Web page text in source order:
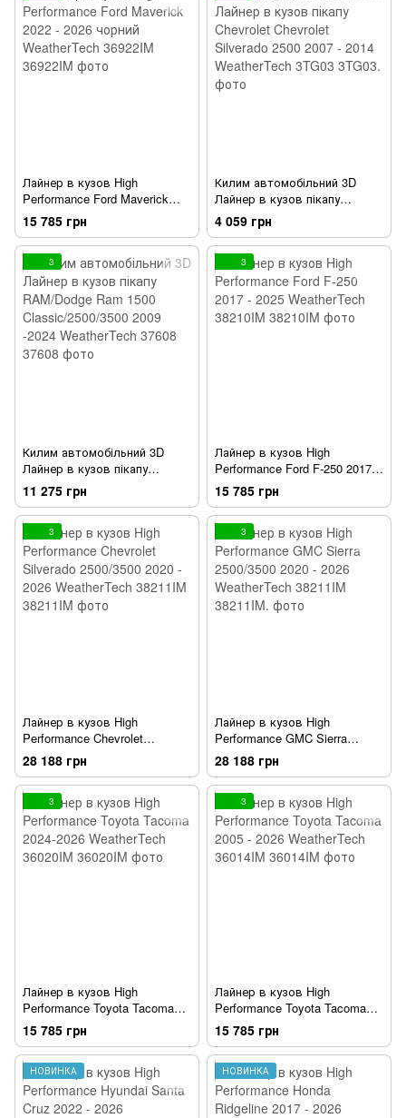
Лайнер в кузов High
Performance Ford Maverick
2022 - 2026 чорний
WeatherTech 36922IM
15 785 грн
Килим автомобільний 3D
Лайнер в кузов пікапу
Chevrolet Chevrolet Silverado
2500 2007 - 2014 WeatherTech
3TG03
4 059 грн
3
Килим автомобільний 3D
Лайнер в кузов пікапу
RAM/Dodge Ram 1500
Classic/2500/3500 2009 -2024
WeatherTech 37608
11 275 грн
3
Лайнер в кузов High
Performance Ford F-250 2017 -
2025 WeatherTech 38210IM
15 785 грн
3
Лайнер в кузов High
Performance Chevrolet
Silverado 2500/3500 2020 -
2026 WeatherTech 38211IM
28 188 грн
3
Лайнер в кузов High
Performance GMC Sierra
2500/3500 2020 - 2026
WeatherTech 38211IM
28 188 грн
3
Лайнер в кузов High
Performance Toyota Tacoma
2024-2026 WeatherTech
36020IM
15 785 грн
3
Лайнер в кузов High
Performance Toyota Tacoma
2005 - 2026 WeatherTech
36014IM
15 785 грн
НОВИНКА НОВИНКА